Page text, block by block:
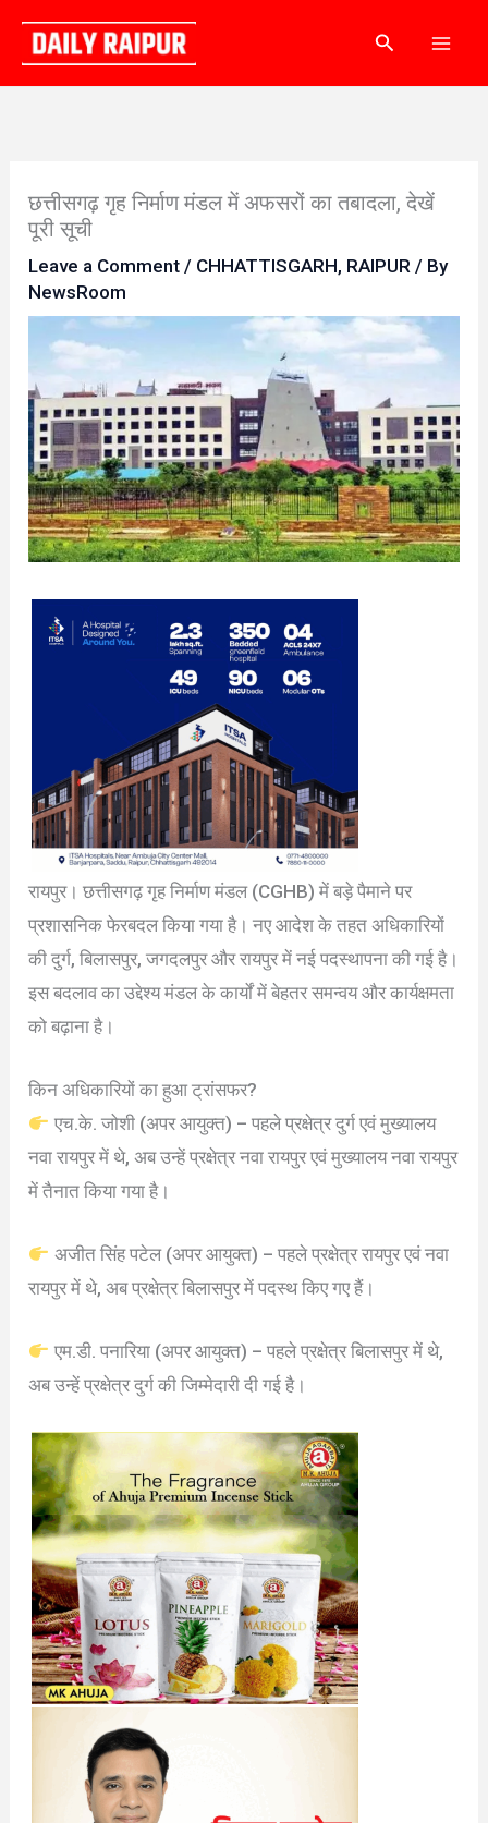
content
Search
छत्तीसगढ़ गृह निर्माण मंडल में अफसरों का तबादला, देखें
पूरी सूची
Leave a Comment / CHHATTISGARH, RAIPUR / By
NewsRoom
रायपुर। छत्तीसगढ़ गृह निर्माण मंडल (CGHB) में बड़े पैमाने पर
प्रशासनिक फेरबदल किया गया है। नए आदेश के तहत अधिकारियों
की दुर्ग, बिलासपुर, जगदलपुर और रायपुर में नई पदस्थापना की गई है।
इस बदलाव का उद्देश्य मंडल के कार्यों में बेहतर समन्वय और कार्यक्षमता
को बढ़ाना है।
किन अधिकारियों का हुआ ट्रांसफर?
एच.के. जोशी (अपर आयुक्त) – पहले प्रक्षेत्र दुर्ग एवं मुख्यालय
नवा रायपुर में थे, अब उन्हें प्रक्षेत्र नवा रायपुर एवं मुख्यालय नवा रायपुर
में तैनात किया गया है।
अजीत सिंह पटेल (अपर आयुक्त) – पहले प्रक्षेत्र रायपुर एवं नवा
रायपुर में थे, अब प्रक्षेत्र बिलासपुर में पदस्थ किए गए हैं।
एम.डी. पनारिया (अपर आयुक्त) – पहले प्रक्षेत्र बिलासपुर में थे,
अब उन्हें प्रक्षेत्र दुर्ग की जिम्मेदारी दी गई है।